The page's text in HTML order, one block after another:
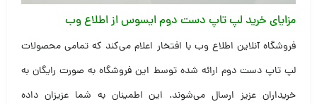
مزایای خرید لپ تاپ دست دوم ایسوس از اطلاع وب
فروشگاه آنلاین اطلاع وب با افتخار اعلام می‌کند که تمامی محصولات
لپ تاپ دست دوم ارائه شده توسط این فروشگاه به صورت رایگان به
خریداران عزیز ارسال می‌شوند. این اطمینان به شما عزیزان داده